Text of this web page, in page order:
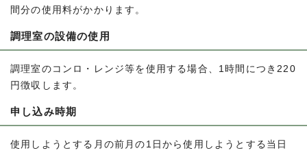
間分の使用料がかかります。
調理室の設備の使用
調理室のコンロ・レンジ等を使用する場合、1時間につき220
円徴収します。
申し込み時期
使用しようとする月の前月の1日から使用しようとする当日